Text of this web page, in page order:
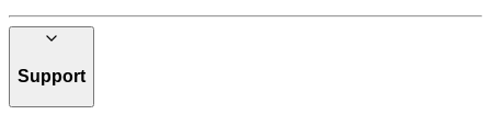
Support